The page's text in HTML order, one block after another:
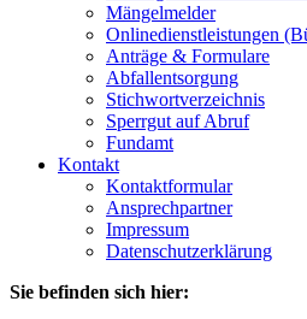
Mängelmelder
Onlinedienstleistungen
Anträge & Formulare
Abfallentsorgung
Stichwortverzeichnis
Sperrgut auf Abruf
Fundamt
Kontakt
Kontaktformular
Ansprechpartner
Impressum
Datenschutzerklärung
Sie befinden sich hier: